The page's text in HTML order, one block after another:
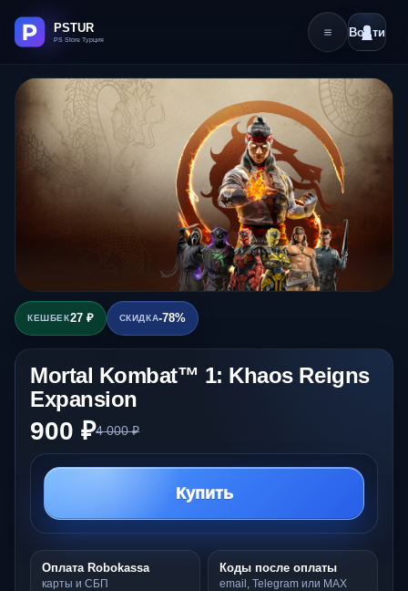
Войти
КЕШБЕК27 ₽ СКИДКА-78%
Mortal Kombat™ 1: Khaos Reigns
Expansion
900 ₽4 000 ₽
Купить
Оплата Robokassa
карты и СБП
Коды после оплаты
email, Telegram или MAX